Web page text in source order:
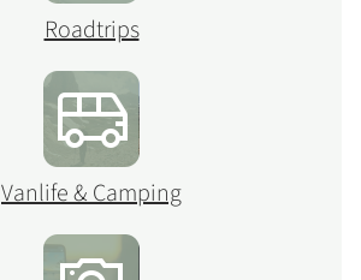
Roadtrips
Vanlife & Camping